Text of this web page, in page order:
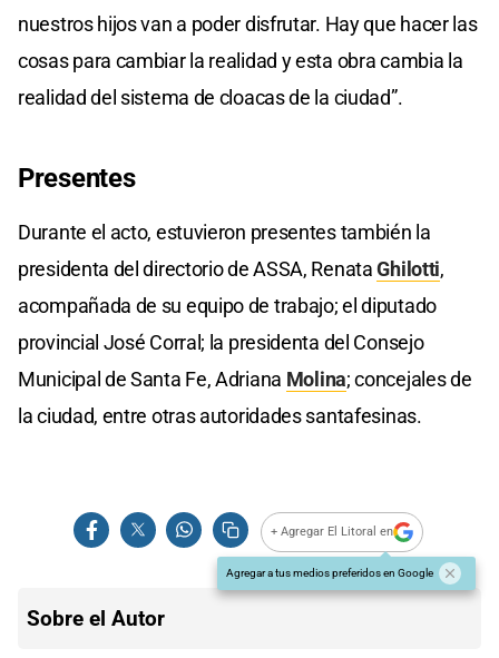
nuestros hijos van a poder disfrutar. Hay que hacer las
cosas para cambiar la realidad y esta obra cambia la
realidad del sistema de cloacas de la ciudad”.
Presentes
Durante el acto, estuvieron presentes también la
presidenta del directorio de ASSA, RenataGhilotti,
acompañada de su equipo de trabajo; el diputado
provincial José Corral; la presidenta del Consejo
Municipal de Santa Fe, Adriana Molina; concejales de
la ciudad, entre otras autoridades santafesinas.
+ Agregar El Litoral en
Agregar a tus medios preferidos en Google
Sobre el Autor